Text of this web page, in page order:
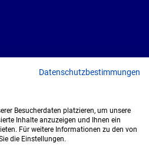
Datenschutzbestimmungen
Besucherdaten platzieren, um unsere
Inhalte anzuzeigen und Ihnen ein
Für weitere Informationen zu den von
die Einstellungen.